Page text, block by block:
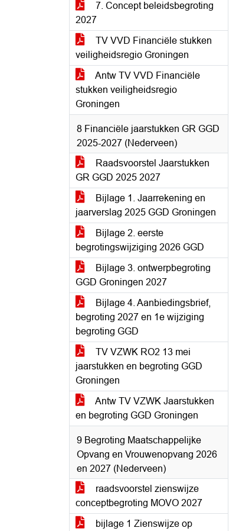
7. Concept beleidsbegroting
2027
TV VVD Financiële stukken
veiligheidsregio Groningen
Antw TV VVD Financiële
stukken veiligheidsregio
Groningen
8 Financiële jaarstukken GR GGD
2025-2027 (Nederveen)
Raadsvoorstel Jaarstukken
GR GGD 2025 2027
Bijlage 1. Jaarrekening en
jaarverslag 2025 GGD Groningen
Bijlage 2. eerste
begrotingswijziging 2026 GGD
Bijlage 3. ontwerpbegroting
GGD Groningen 2027
Bijlage 4. Aanbiedingsbrief,
begroting 2027 en 1e wijziging
begroting GGD
TV VZWK RO2 13 mei
jaarstukken en begroting GGD
Groningen
Antw TV VZWK Jaarstukken
en begroting GGD Groningen
9 Begroting Maatschappelijke
Opvang en Vrouwenopvang 2026
en 2027 (Nederveen)
raadsvoorstel zienswijze
conceptbegroting MOVO 2027
bijlage 1 Zienswijze op